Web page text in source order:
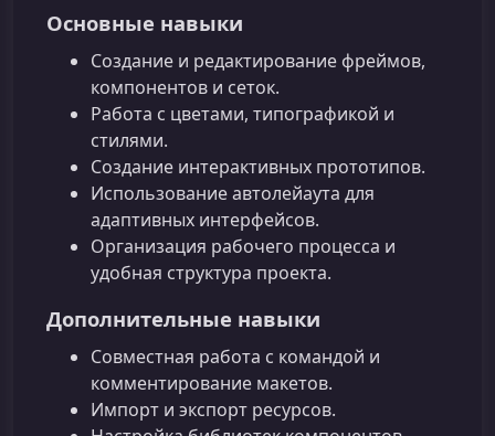
Основные навыки
Создание и редактирование фреймов,
компонентов и сеток.
Работа с цветами, типографикой и
стилями.
Создание интерактивных прототипов.
Использование автолейаута для
адаптивных интерфейсов.
Организация рабочего процесса и
удобная структура проекта.
Дополнительные навыки
Совместная работа с командой и
комментирование макетов.
Импорт и экспорт ресурсов.